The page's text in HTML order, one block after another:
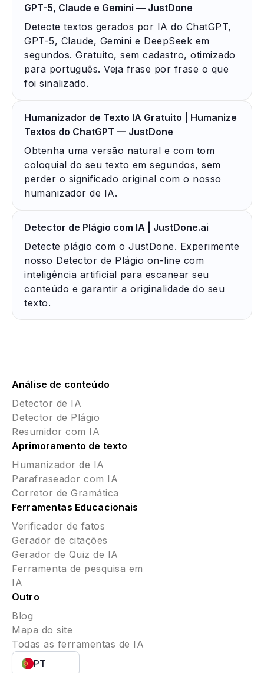
GPT-5, Claude e Gemini — JustDone
Detecte textos gerados por IA do ChatGPT,
GPT-5, Claude, Gemini e DeepSeek em
segundos. Gratuito, sem cadastro, otimizado
para português. Veja frase por frase o que
foi sinalizado.
Humanizador de Texto IA Gratuito | Humanize
Textos do ChatGPT — JustDone
Obtenha uma versão natural e com tom
coloquial do seu texto em segundos, sem
perder o significado original com o nosso
humanizador de IA.
Detector de Plágio com IA | JustDone.ai
Detecte plágio com o JustDone. Experimente
nosso Detector de Plágio on-line com
inteligência artificial para escanear seu
conteúdo e garantir a originalidade do seu
texto.
Análise de conteúdo
Detector de IA
Detector de Plágio
Resumidor com IA
Aprimoramento de texto
Humanizador de IA
Parafraseador com IA
Corretor de Gramática
Ferramentas Educacionais
Verificador de fatos
Gerador de citações
Gerador de Quiz de IA
Ferramenta de pesquisa em
IA
Outro
Blog
Mapa do site
Todas as ferramentas de IA
PT